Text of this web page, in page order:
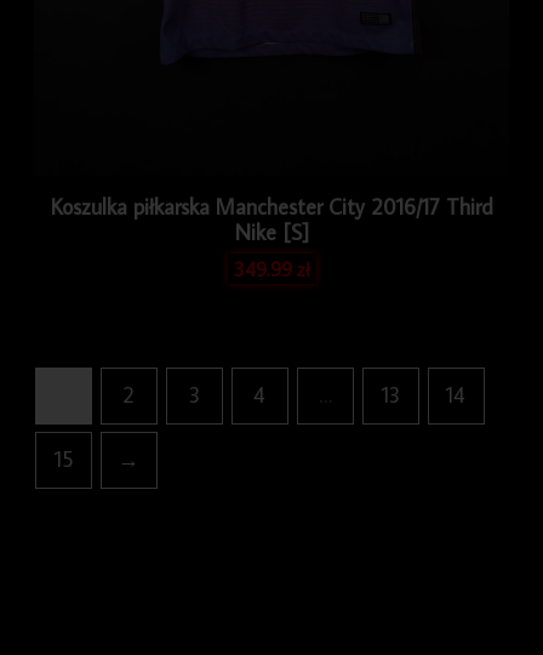
Koszulka piłkarska Manchester City 2016/17 Third
Nike [S]
349.99zł
2 3 4 13 14
15 →